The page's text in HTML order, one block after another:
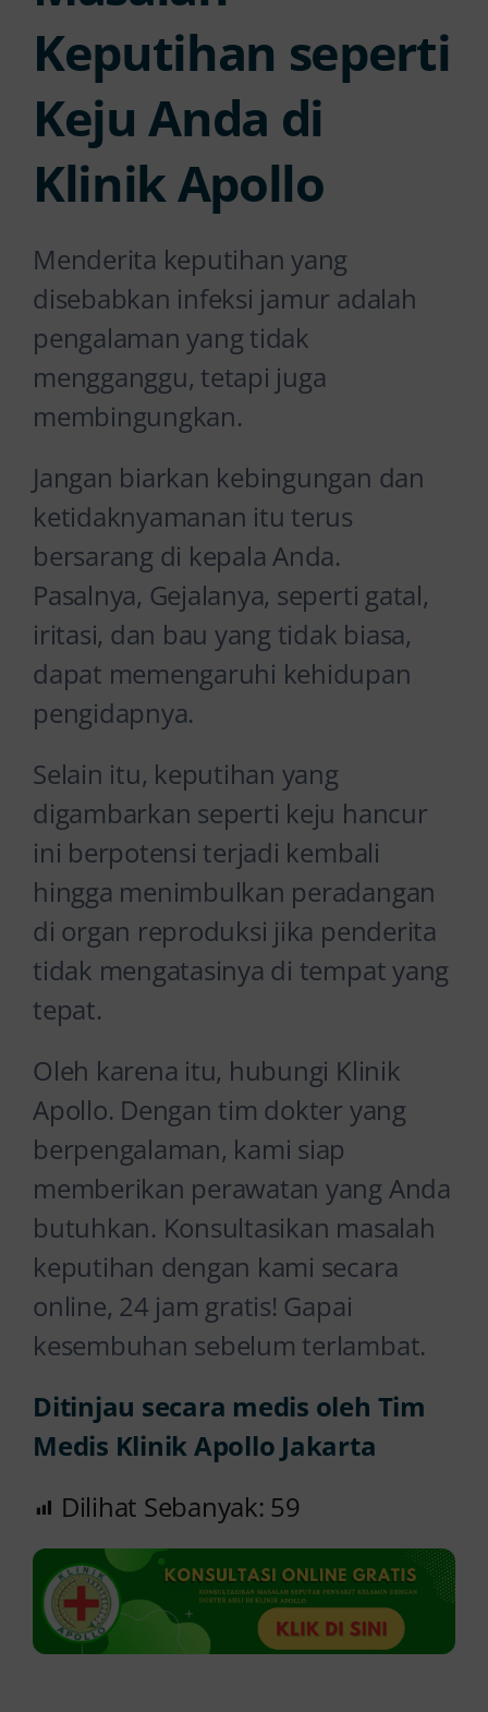
Keputihan seperti
Keju Anda di
Klinik Apollo
Menderita keputihan yang
disebabkan infeksi jamur adalah
pengalaman yang tidak
mengganggu, tetapi juga
membingungkan.
Jangan biarkan kebingungan dan
ketidaknyamanan itu terus
bersarang di kepala Anda.
Pasalnya, Gejalanya, seperti gatal,
iritasi, dan bau yang tidak biasa,
dapat memengaruhi kehidupan
pengidapnya.
Selain itu, keputihan yang
digambarkan seperti keju hancur
ini berpotensi terjadi kembali
hingga menimbulkan peradangan
di organ reproduksi jika penderita
tidak mengatasinya di tempat yang
tepat.
Oleh karena itu, hubungi Klinik
Apollo. Dengan tim dokter yang
berpengalaman, kami siap
memberikan perawatan yang Anda
butuhkan. Konsultasikan masalah
keputihan dengan kami secara
online, 24 jam gratis! Gapai
kesembuhan sebelum terlambat.
Ditinjau secara medis oleh Tim
Medis Klinik Apollo Jakarta
Dilihat Sebanyak: 59